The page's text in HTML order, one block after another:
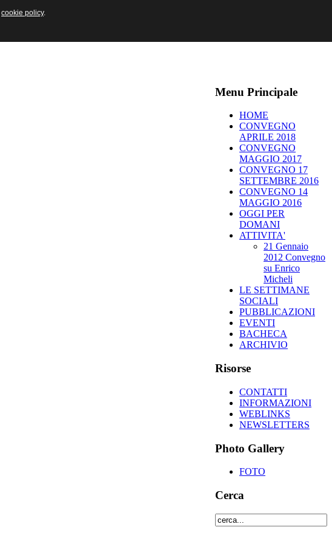
Menu Principale
HOME
CONVEGNO
APRILE 2018
CONVEGNO
MAGGIO 2017
CONVEGNO 17
SETTEMBRE 2016
CONVEGNO 14
MAGGIO 2016
OGGI PER
DOMANI
ATTIVITA'
21 Gennaio
2012 Convegno
su Enrico
Micheli
LE SETTIMANE
SOCIALI
PUBBLICAZIONI
EVENTI
BACHECA
ARCHIVIO
Risorse
CONTATTI
INFORMAZIONI
WEBLINKS
NEWSLETTERS
Photo Gallery
FOTO
Cerca
cookie policy.